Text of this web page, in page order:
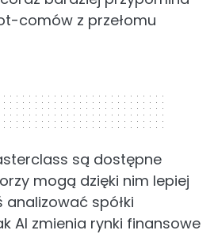
comów z przełomu
są dostępne
mogą dzięki nim lepiej
analizować spółki
AI zmienia rynki finansowe